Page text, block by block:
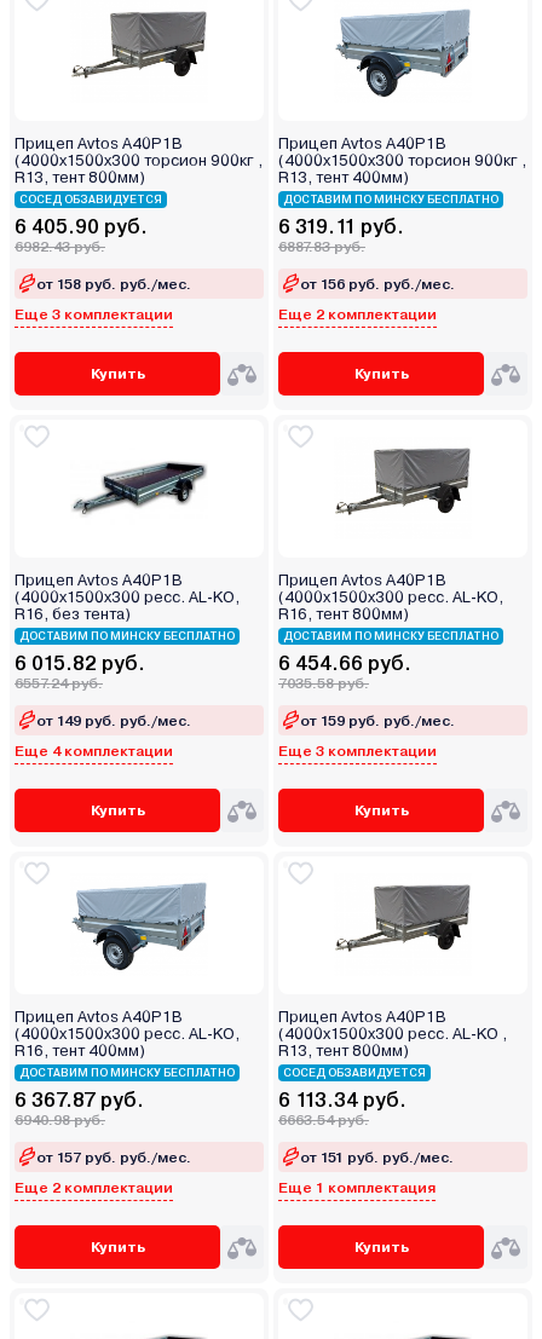
Прицеп Avtos A40P1B
(4000х1500х300 торсион 900кг ,
R13, тент 800мм)
СОСЕД ОБЗАВИДУЕТСЯ
6 405.90 руб.
6982.43 руб.
от 158 руб. руб./мес.
Еще 3 комплектации
Купить
Прицеп Avtos A40P1B
(4000х1500х300 торсион 900кг ,
R13, тент 400мм)
ДОСТАВИМ ПО МИНСКУ БЕСПЛАТНО
6 319.11 руб.
6887.83 руб.
от 156 руб. руб./мес.
Еще 2 комплектации
Купить
Прицеп Avtos A40P1B
(4000х1500х300 ресс. AL-KO,
R16, без тента)
ДОСТАВИМ ПО МИНСКУ БЕСПЛАТНО
6 015.82 руб.
6557.24 руб.
от 149 руб. руб./мес.
Еще 4 комплектации
Купить
Прицеп Avtos A40P1B
(4000х1500х300 ресс. AL-KO,
R16, тент 800мм)
ДОСТАВИМ ПО МИНСКУ БЕСПЛАТНО
6 454.66 руб.
7035.58 руб.
от 159 руб. руб./мес.
Еще 3 комплектации
Купить
Прицеп Avtos A40P1B
(4000х1500х300 ресс. AL-KO,
R16, тент 400мм)
ДОСТАВИМ ПО МИНСКУ БЕСПЛАТНО
6 367.87 руб.
6940.98 руб.
от 157 руб. руб./мес.
Еще 2 комплектации
Купить
Прицеп Avtos A40P1B
(4000х1500х300 ресс. AL-KO ,
R13, тент 800мм)
СОСЕД ОБЗАВИДУЕТСЯ
6 113.34 руб.
6663.54 руб.
от 151 руб. руб./мес.
Еще 1 комплектация
Купить